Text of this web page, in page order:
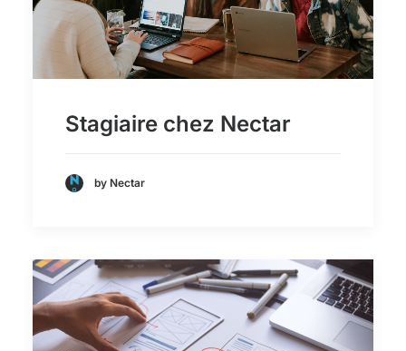
Stagiaire chez Nectar
by Nectar